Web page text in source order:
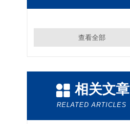
查看全部
相关文章
RELATED ARTICLES